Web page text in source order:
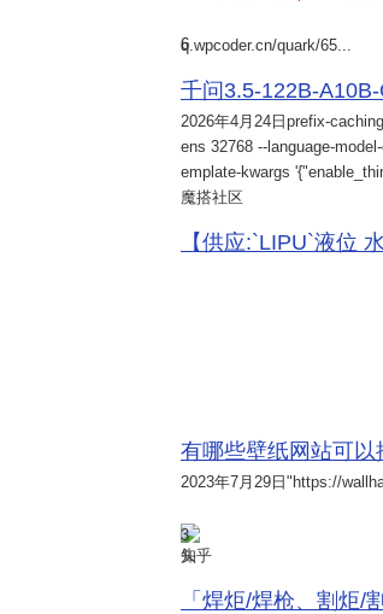
6
q.wpcoder.cn/quark/65...
千问3.5-122B-
2026年4月24日 prefix-
ens 32768 --language-
emplate-kwargs
魔搭社区
【供应:`LIPU`液位
有哪些壁纸网站可以
2023年7月29日 "https://
3
知乎
「焊炬/焊枪、割炬/